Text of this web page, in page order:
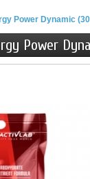
Power Dynamic
Power